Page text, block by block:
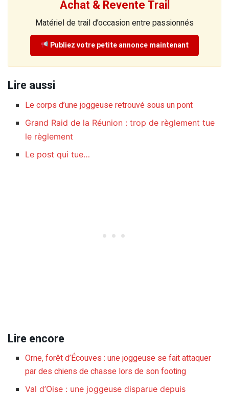
Achat & Revente Trail
Matériel de trail d’occasion entre passionnés
Publiez votre petite annonce maintenant
Lire aussi
Le corps d’une joggeuse retrouvé sous un pont
Grand Raid de la Réunion : trop de règlement tue
le règlement
Le post qui tue…
Lire encore
Orne, forêt d’Écouves : une joggeuse se fait attaquer
par des chiens de chasse lors de son footing
Val d’Oise : une joggeuse disparue depuis